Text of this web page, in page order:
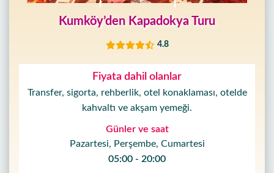
Kumköy’den Kapadokya Turu
4.8
Fiyata dahil olanlar
Transfer, sigorta, rehberlik, otel konaklaması, otelde
kahvaltı ve akşam yemeği.
Günler ve saat
Pazartesi, Perşembe, Cumartesi
05:00 - 20:00